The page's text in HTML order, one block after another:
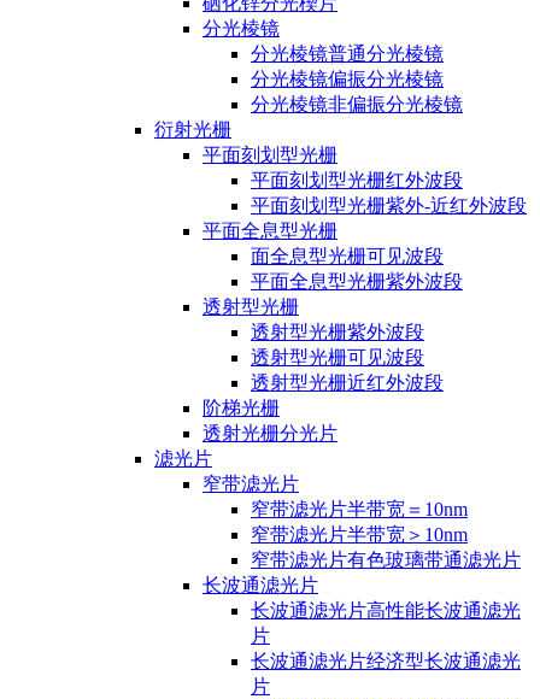
分光棱镜
分光棱镜普通分光棱镜
分光棱镜偏振分光棱镜
分光棱镜非偏振分光棱镜
衍射光栅
平面刻划型光栅
平面刻划型光栅红外波段
平面刻划型光栅紫外-近红外波段
平面全息型光栅
面全息型光栅可见波段
平面全息型光栅紫外波段
透射型光栅
透射型光栅紫外波段
透射型光栅可见波段
透射型光栅近红外波段
阶梯光栅
透射光栅分光片
滤光片
窄带滤光片
窄带滤光片半带宽＝10nm
窄带滤光片半带宽＞10nm
窄带滤光片有色玻璃带通滤光片
长波通滤光片
长波通滤光片高性能长波通滤光
片
长波通滤光片经济型长波通滤光
片